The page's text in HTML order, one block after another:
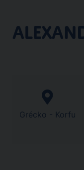
Grécko - Korfu